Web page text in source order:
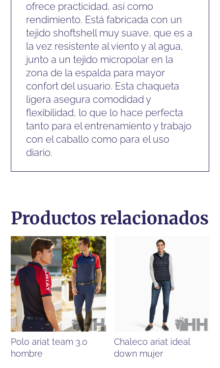
ofrece practicidad, así como
rendimiento. Está fabricada con un
tejido shoftshell muy suave, que es a
la vez resistente al viento y al agua,
junto a un tejido micropolar en la
zona de la espalda para mayor
confort del usuario. Esta chaqueta
ligera asegura comodidad y
flexibilidad, lo que lo hace perfecta
tanto para el entrenamiento y trabajo
con el caballo como para el uso
diario.
Productos relacionados
polo ariat team 3.0
hombre
chaleco ariat ideal
down mujer